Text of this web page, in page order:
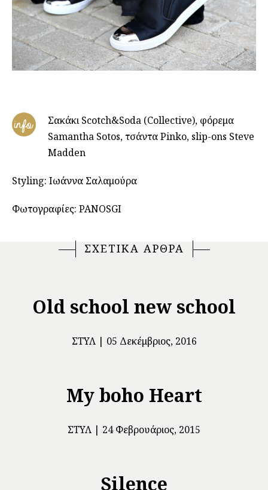
info
Σακάκι Scotch&Soda (Collective), φόρεμα
Samantha Sotos, τσάντα Pinko, slip-ons Steve
Madden
Styling: Ιωάννα Σαλαμούρα
Φωτογραφίες: PANOSGI
ΣΧΕΤΙΚΑ ΑΡΘΡΑ
Old school new school
ΣΤΥΛ 05 Δεκέμβριος, 2016
My boho Heart
ΣΤΥΛ 24 Φεβρουάριος, 2015
Silence